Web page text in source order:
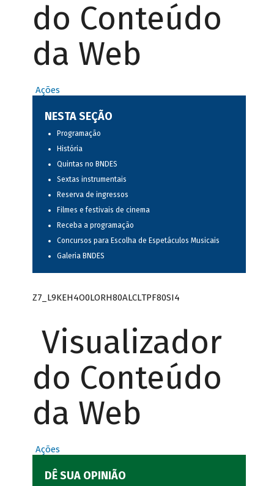
do Conteúdo
da Web
Ações
NESTA SEÇÃO
Programação
História
Quintas no BNDES
Sextas instrumentais
Reserva de ingressos
Filmes e festivais de cinema
Receba a programação
Concursos para Escolha de Espetáculos Musicais
Galeria BNDES
Z7_L9KEH4O0LORH80ALCLTPF80SI4
Visualizador
do Conteúdo
da Web
Ações
DÊ SUA OPINIÃO